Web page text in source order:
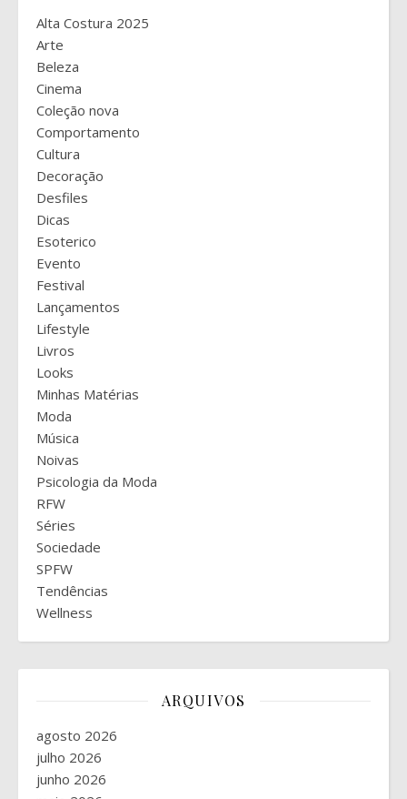
Alta Costura 2025
Arte
Beleza
Cinema
Coleção nova
Comportamento
Cultura
Decoração
Desfiles
Dicas
Esoterico
Evento
Festival
Lançamentos
Lifestyle
Livros
Looks
Minhas Matérias
Moda
Música
Noivas
Psicologia da Moda
RFW
Séries
Sociedade
SPFW
Tendências
Wellness
ARQUIVOS
agosto 2026
julho 2026
junho 2026